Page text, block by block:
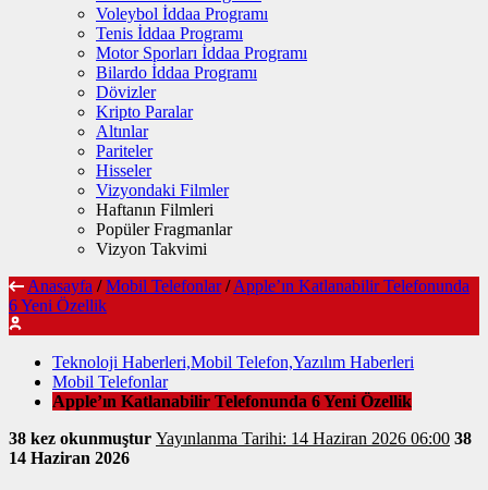
Voleybol İddaa Programı
Tenis İddaa Programı
Motor Sporları İddaa Programı
Bilardo İddaa Programı
Dövizler
Kripto Paralar
Altınlar
Pariteler
Hisseler
Vizyondaki Filmler
Haftanın Filmleri
Popüler Fragmanlar
Vizyon Takvimi
Anasayfa / Mobil Telefonlar / Apple’ın Katlanabilir Telefonunda
6 Yeni Özellik
Teknoloji Haberleri,Mobil Telefon,Yazılım Haberleri
Mobil Telefonlar
Apple’ın Katlanabilir Telefonunda 6 Yeni Özellik
38 kez okunmuştur Yayınlanma Tarihi: 14 Haziran 2026 06:00 38
14 Haziran 2026